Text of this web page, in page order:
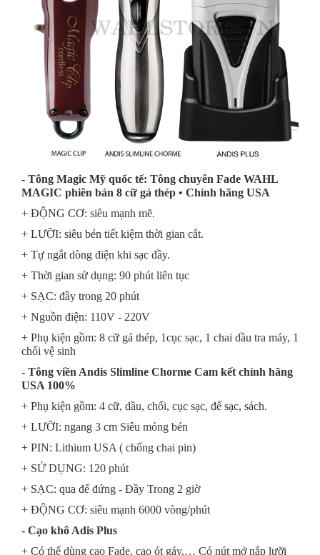
- Tông Magic Mỹ quốc tế: Tông chuyên Fade WAHL
MAGIC phiên bản 8 cữ gá thép • Chính hãng USA
+ ĐỘNG CƠ: siêu mạnh mẽ.
+ LƯỠI: siêu bén tiết kiệm thời gian cắt.
+ Tự ngắt dòng điện khi sạc đầy.
+ Thời gian sử dụng: 90 phút liên tục
+ SẠC: đầy trong 20 phút
+ Nguồn điện: 110V - 220V
+ Phụ kiện gồm: 8 cữ gá thép, 1cục sạc, 1 chai dầu tra máy, 1
chổi vệ sinh
- Tông viền Andis Slimline Chorme Cam kết chính hãng
USA 100%
+ Phụ kiện gồm: 4 cữ, dầu, chổi, cục sạc, đế sạc, sách.
+ LƯỠI: ngang 3 cm Siêu mỏng bén
+ PIN: Lithium USA ( chống chai pin)
+ SỬ DỤNG: 120 phút
+ SẠC: qua đế đứng - Đầy Trong 2 giờ
+ ĐỘNG CƠ: siêu mạnh 6000 vòng/phút
- Cạo khô Adis Plus
+ Có thể dùng cạo Fade, cạo ót gáy,… Có nút mở nắp lưỡi